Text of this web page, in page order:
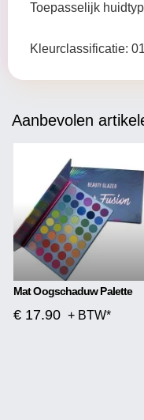
Toepasselijk
Kleurclassificatie:
Aanbevolen
Mat Oogschaduw Palette
€ 17.90 + BTW*